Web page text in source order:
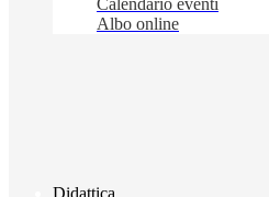
Calendario eventi
Albo online